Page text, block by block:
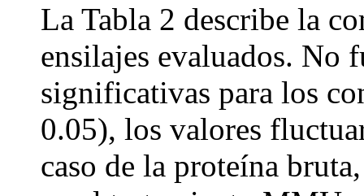
La Tabla 2 describe la
ensilajes evaluados. No
significativas para los
0.05), los valores
caso de la proteína